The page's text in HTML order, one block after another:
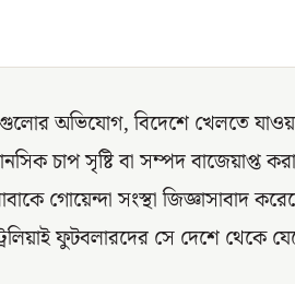
অভিযোগ, বিদেশে খেলতে
চাপ সৃষ্টি বা সম্পদ বাজেয়াপ্ত
গোয়েন্দা সংস্থা জিজ্ঞাসাবাদ
ফুটবলারদের সে দেশে থেকে